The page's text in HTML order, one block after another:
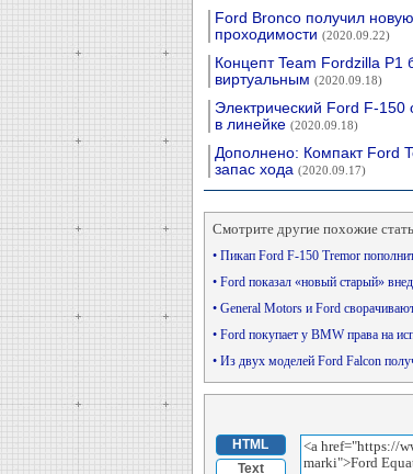
Ford Bronco получил
проходимости (2020.09.22)
Концепт Team Fordzilla P1
виртуальным (2020.09.18)
Электрический Ford F-
в линейке (2020.09.18)
Дополнено: Компакт Ford
запас хода (2020.09.17)
Смотрите другие похожие
• Пикап Ford F-150 Tremor
• Ford показал «новый старый»
• General Motors и Ford
• Ford покупает у BMW права на
• Из двух моделей Ford Falcon
HTML
Text